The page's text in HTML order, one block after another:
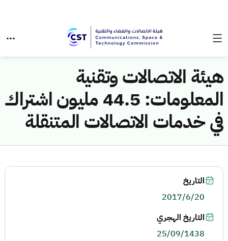
هيئة الاتصالات وتقنية
المعلومات: 44.5 مليون اشتراك
في خدمات الاتصالات المتنقلة
التاريخ
2017/6/20
التاريخ الهجري
25/09/1438